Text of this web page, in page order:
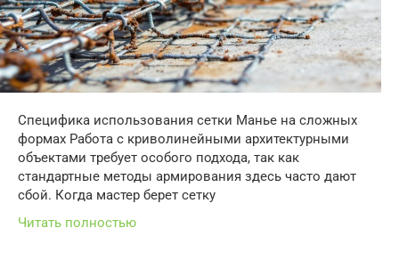
Специфика использования сетки Манье на сложных
формах Работа с криволинейными архитектурными
объектами требует особого подхода, так как
стандартные методы армирования здесь часто дают
сбой. Когда мастер берет сетку
Читать полностью